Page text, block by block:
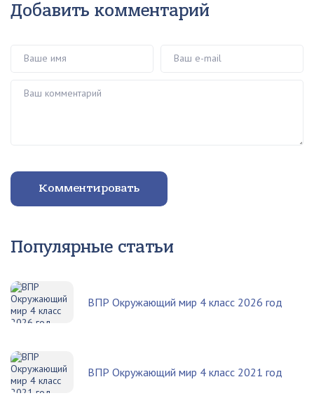
Добавить комментарий
Комментировать
Популярные статьи
ВПР Окружающий мир 4 класс 2026 год
ВПР Окружающий мир 4 класс 2021 год